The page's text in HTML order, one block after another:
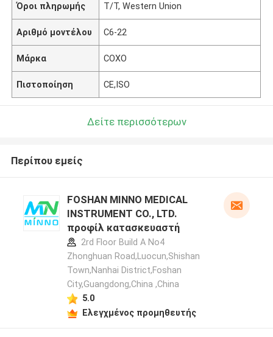
Όροι πληρωμής T/T, Western Union
Αριθμό μοντέλου C6-22
Μάρκα COXO
Πιστοποίηση CE,ISO
Δείτε περισσότερων
Περίπου εμείς
FOSHAN MINNO MEDICAL
INSTRUMENT CO., LTD.
προφίλ κατασκευαστή
2rd Floor Build A No4
Zhonghuan Road,Luocun,Shishan
Town,Nanhai District,Foshan
City,Guangdong,China ,China
5.0
Ελεγχμένος προμηθευτής